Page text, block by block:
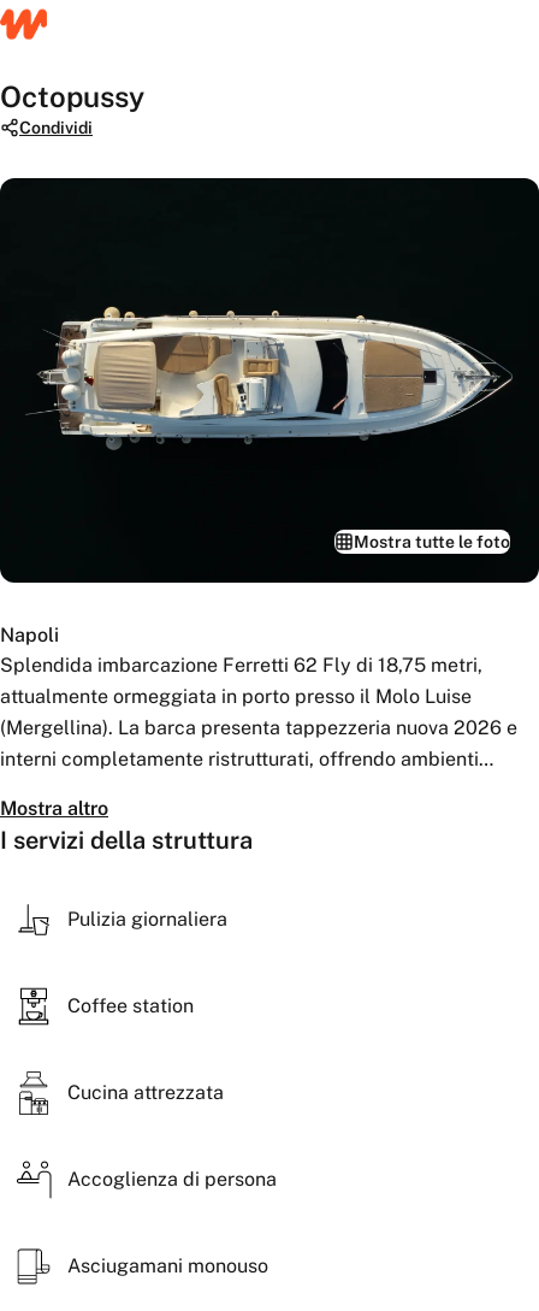
Octopussy
Condividi
Mostra tutte le foto
Napoli
Splendida imbarcazione Ferretti 62 Fly di 18,75 metri,
attualmente ormeggiata in porto presso il Molo Luise
(Mergellina). La barca presenta tappezzeria nuova 2026 e
interni completamente ristrutturati, offrendo ambienti
Dispone di 3 cabine, 2 bagni e di un ampio salone ideale per
ben distribuiti, con grande vivibilità sia negli ambienti interni
Grazie alle sue caratteristiche, rappresenta una soluzione
L’imbarcazione è ferma in porto presso il Molo Luise di
Mergellina.
Mostra altro
I servizi della struttura
Pulizia giornaliera
Coffee station
Cucina attrezzata
Accoglienza di persona
Asciugamani monouso